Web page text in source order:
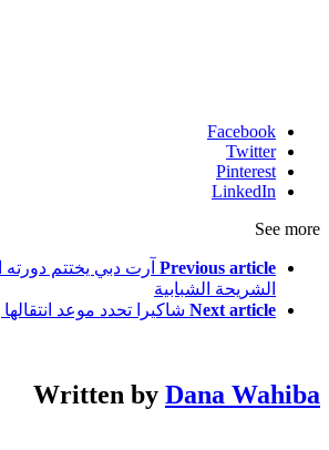
Facebook
Twitter
Pinterest
LinkedIn
See more
Previous article
الشريحة الشبابية
Next article شاكيرا تحدد موعد
Written by Dana Wahiba